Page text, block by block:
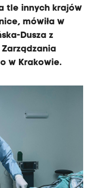
tle innych krajów
mówiła w
Dusza z
w Krakowie.